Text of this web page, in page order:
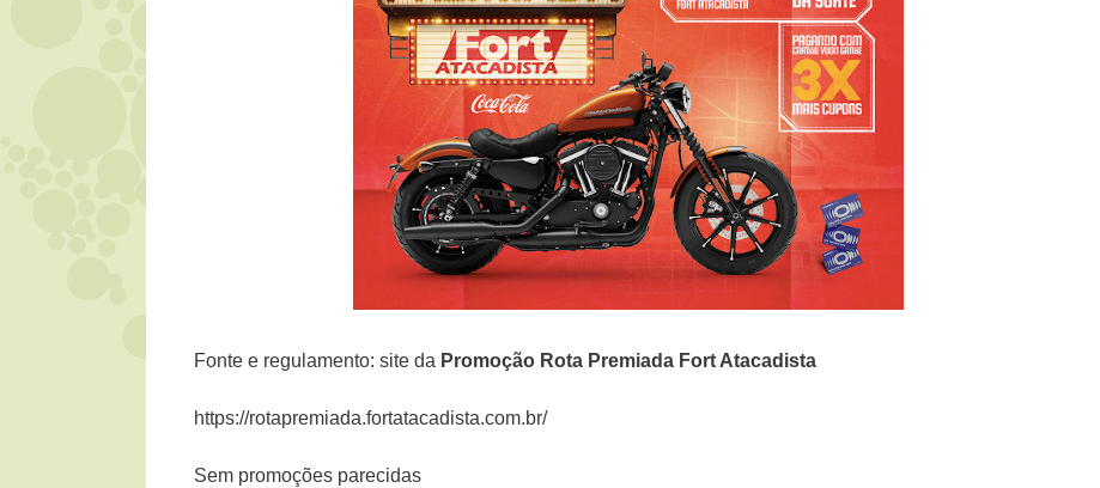
Fonte e regulamento: site da Promoção Rota Premiada Fort Atacadista
https://rotapremiada.fortatacadista.com.br/
Sem promoções parecidas